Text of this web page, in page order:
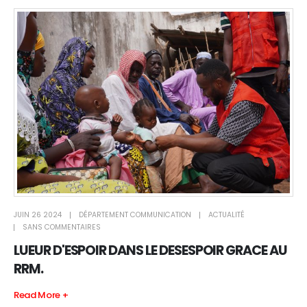
JUIN 26 2024 DÉPARTEMENT COMMUNICATION
ACTUALITÉ
SANS COMMENTAIRES
LUEUR D'ESPOIR DANS LE DESESPOIR GRACE AU
RRM.
Read More +